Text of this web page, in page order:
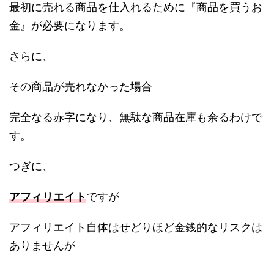
最初に売れる商品を仕入れるために『商品を買うお
金』が必要になります。
さらに、
その商品が売れなかった場合
完全なる赤字になり、無駄な商品在庫も余るわけで
す。
つぎに、
アフィリエイトですが
アフィリエイト自体はせどりほど金銭的なリスクは
ありませんが